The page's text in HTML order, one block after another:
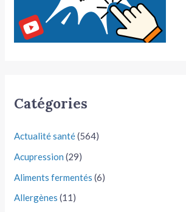
Catégories
Actualité santé(564)
Acupression (29)
Aliments fermentés (6)
Allergènes (11)